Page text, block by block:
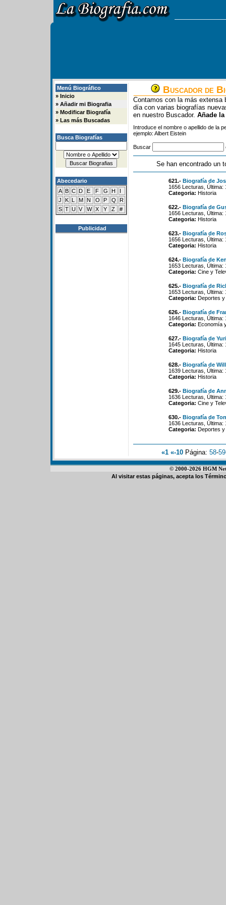
Menú Biográfico
» Inicio
» Añadir mi Biografia
» Modificar Biografía
» Las más Buscadas
Busca Biografías
Abecedario
A B C D E F G H
I
J
K L M N O P Q
R
S T U V W X Y Z #
Publicidad
Buscador de
Contamos con la más extensa
día con varias biografías
en nuestro Buscador. Añade
Introduce el nombre o apellido de la
ejemplo: Albert Eistein
Buscar
Se han encontrado un
621.- Biografía de
1656 Lecturas, Última:
Categoria: Historia
622.- Biografía de
1656 Lecturas,
Categoria: Historia
623.- Biografía de
1656 Lecturas,
Categoria: Historia
624.- Biografía de
1653 Lecturas,
Categoria: Cine y
625.- Biografía de
1653 Lecturas, Última:
Categoria: Deportes
626.- Biografía de
1646 Lecturas,
Categoria: Economía
627.- Biografía de
1645 Lecturas,
Categoria: Historia
628.- Biografía de
1639 Lecturas, Última:
Categoria: Historia
629.- Biografía de
1636 Lecturas, Última:
Categoria: Cine y
630.- Biografía de
1636 Lecturas,
Categoria: Deportes
«1 «-10 Página: 58-59
© 2000-2026 HGM
Al visitar estas páginas, acepta los